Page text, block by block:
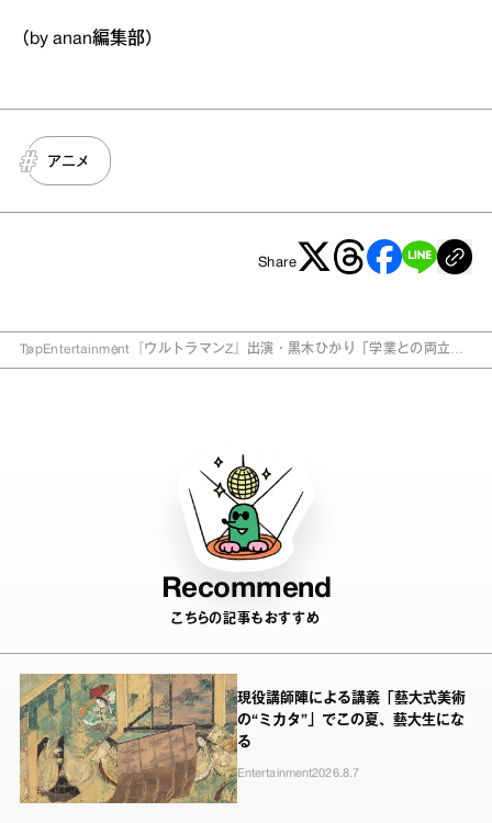
（by anan編集部）
アニメ
Share
TopEntertainment 『ウルトラマンZ』出演・黒木ひかり「学業との両立が
Recommend
こちらの記事もおすすめ
現役講師陣による講義「藝大式美術
の“ミカタ”」でこの夏、藝大生にな
る
Entertainment2026.8.7